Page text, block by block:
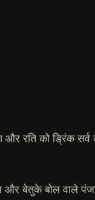
और रति को ड्रिंक
और बेतुके बोल वाले